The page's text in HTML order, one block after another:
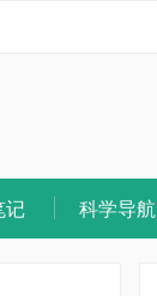
记 科学导航